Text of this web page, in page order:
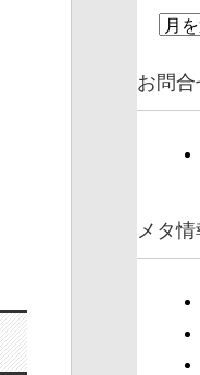
ア
イ
ブ
お問合
メタ情